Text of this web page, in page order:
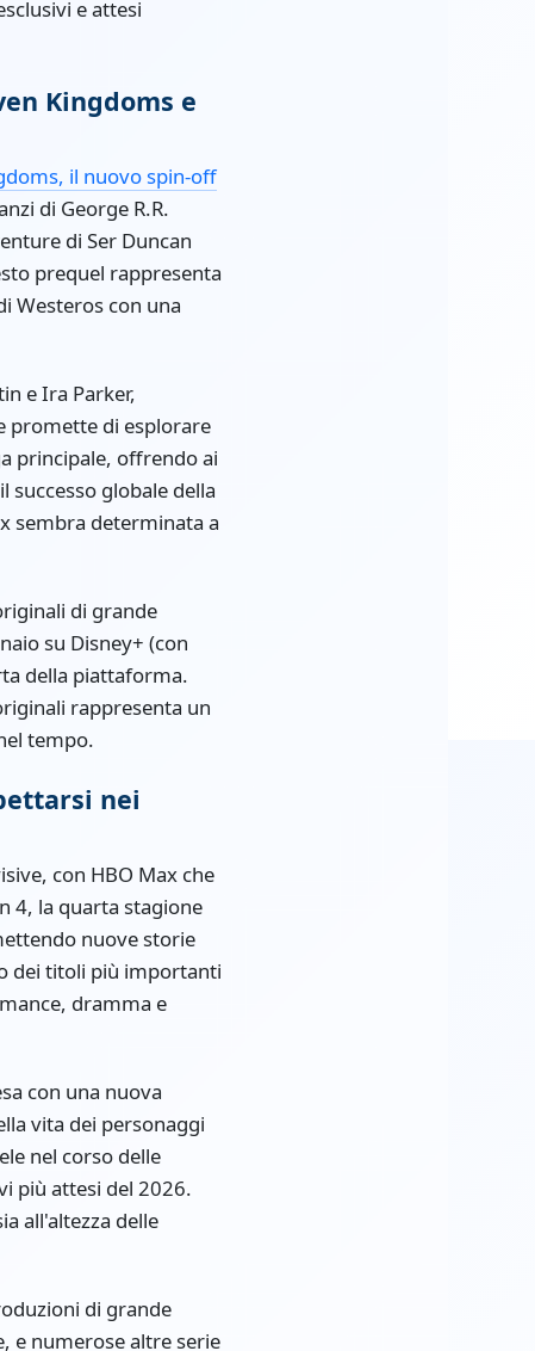
e attesi
Kingdoms e
il nuovo spin-off
di George R.R.
di Ser Duncan
prequel rappresenta
Westeros con una
e Ira Parker,
promette di esplorare
principale, offrendo ai
globale della
sembra determinata a
di grande
su Disney+ (con
della piattaforma.
rappresenta un
tempo.
nei
con HBO Max che
4, la quarta stagione
nuove storie
dei titoli più importanti
dramma e
con una nuova
vita dei personaggi
nel corso delle
più attesi del 2026.
all'altezza delle
di grande
e numerose altre serie